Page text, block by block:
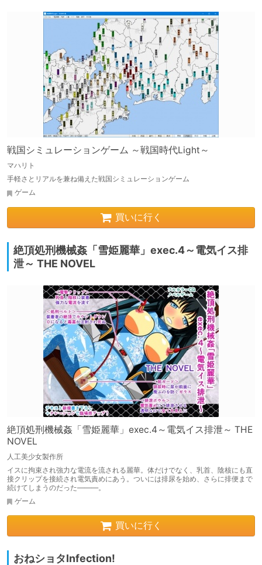
戦国シミュレーションゲーム ～戦国時代Light～
マハリト
手軽さとリアルを兼ね備えた戦国シミュレーションゲーム
ゲーム
買いに行く
絶頂処刑機械姦「雪姫麗華」exec.4～電気イス排
泄～ THE NOVEL
絶頂処刑機械姦「雪姫麗華」exec.4～電気イス排泄～ THE
NOVEL
人工美少女製作所
イスに拘束され強力な電流を流される麗華。体だけでなく、乳首、陰核にも直
接クリップを接続され電気責めにあう。ついには排尿を始め、さらに排便まで
続けてしまうのだった―――。
ゲーム
買いに行く
おねショタInfection!